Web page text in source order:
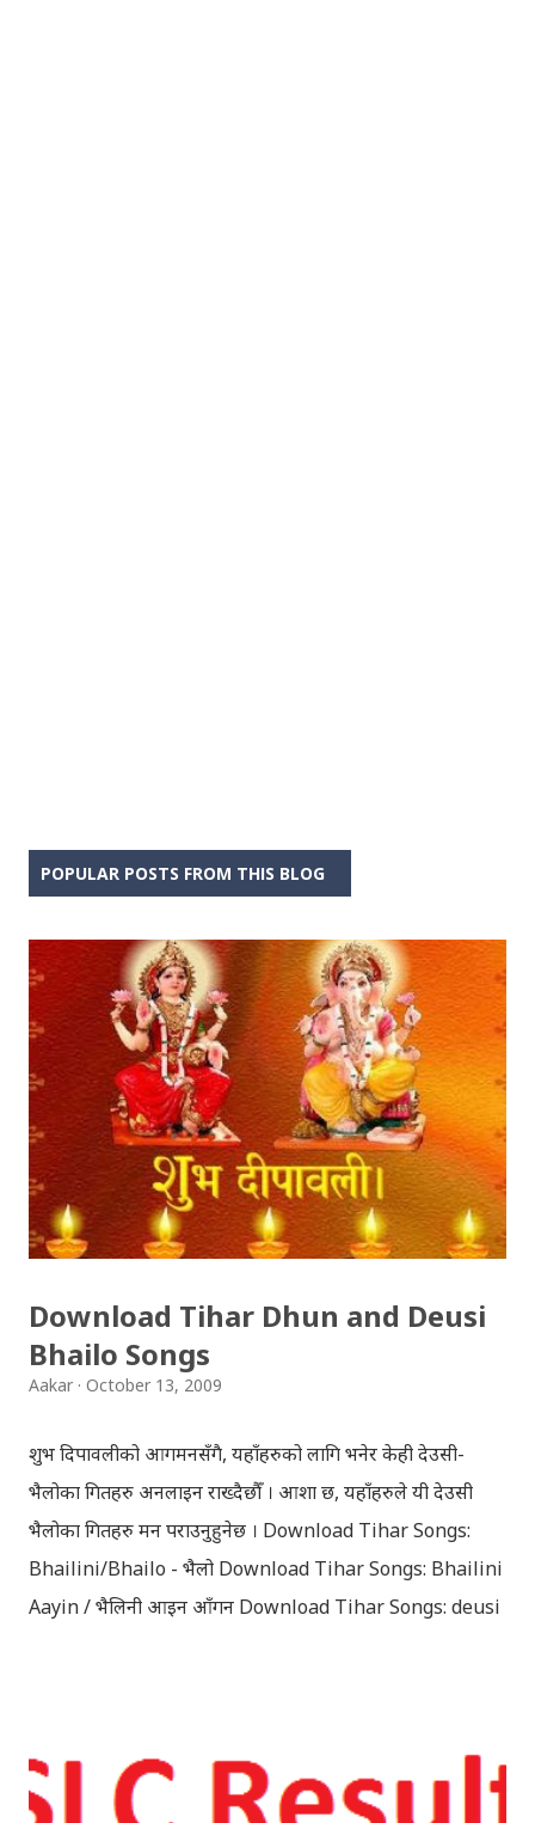
POPULAR POSTS FROM THIS BLOG
Download Tihar Dhun and Deusi
Bhailo Songs
Aakar October 13, 2009
शुभ दिपावलीको आगमनसँगै, यहाँहरुको लागि भनेर केही देउसी-
भैलोका गितहरु अनलाइन राख्दैछौँ । आशा छ, यहाँहरुले यी देउसी
भैलोका गितहरु मन पराउनुहुनेछ । Download Tihar Songs:
Bhailini/Bhailo - भैलो Download Tihar Songs: Bhailini
Aayin / भैलिनी आइन आँगन Download Tihar Songs: deusi
Download: Tihar Dhun (Deusi,Bhailo)/ तिहार धुन(देउसी
भैलो)- सुरसुधा नोट: यी अपलोड गरिएका गितसंगितहरु व्यावसायिक